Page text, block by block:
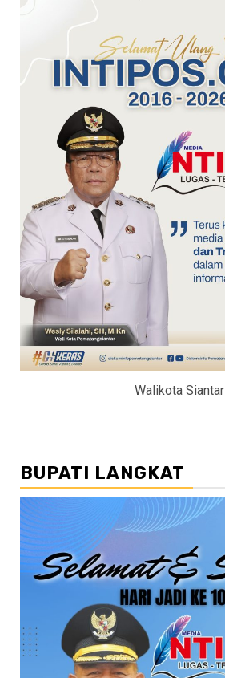
Walikota Siantar
BUPATI LANGKAT